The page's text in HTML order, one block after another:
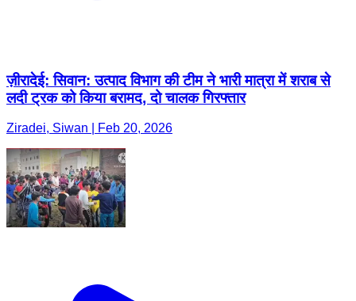
ज़ीरादेई: सिवान: उत्पाद विभाग की टीम ने भारी मात्रा में शराब से
लदी ट्रक को किया बरामद, दो चालक गिरफ्तार
Ziradei, Siwan | Feb 20, 2026